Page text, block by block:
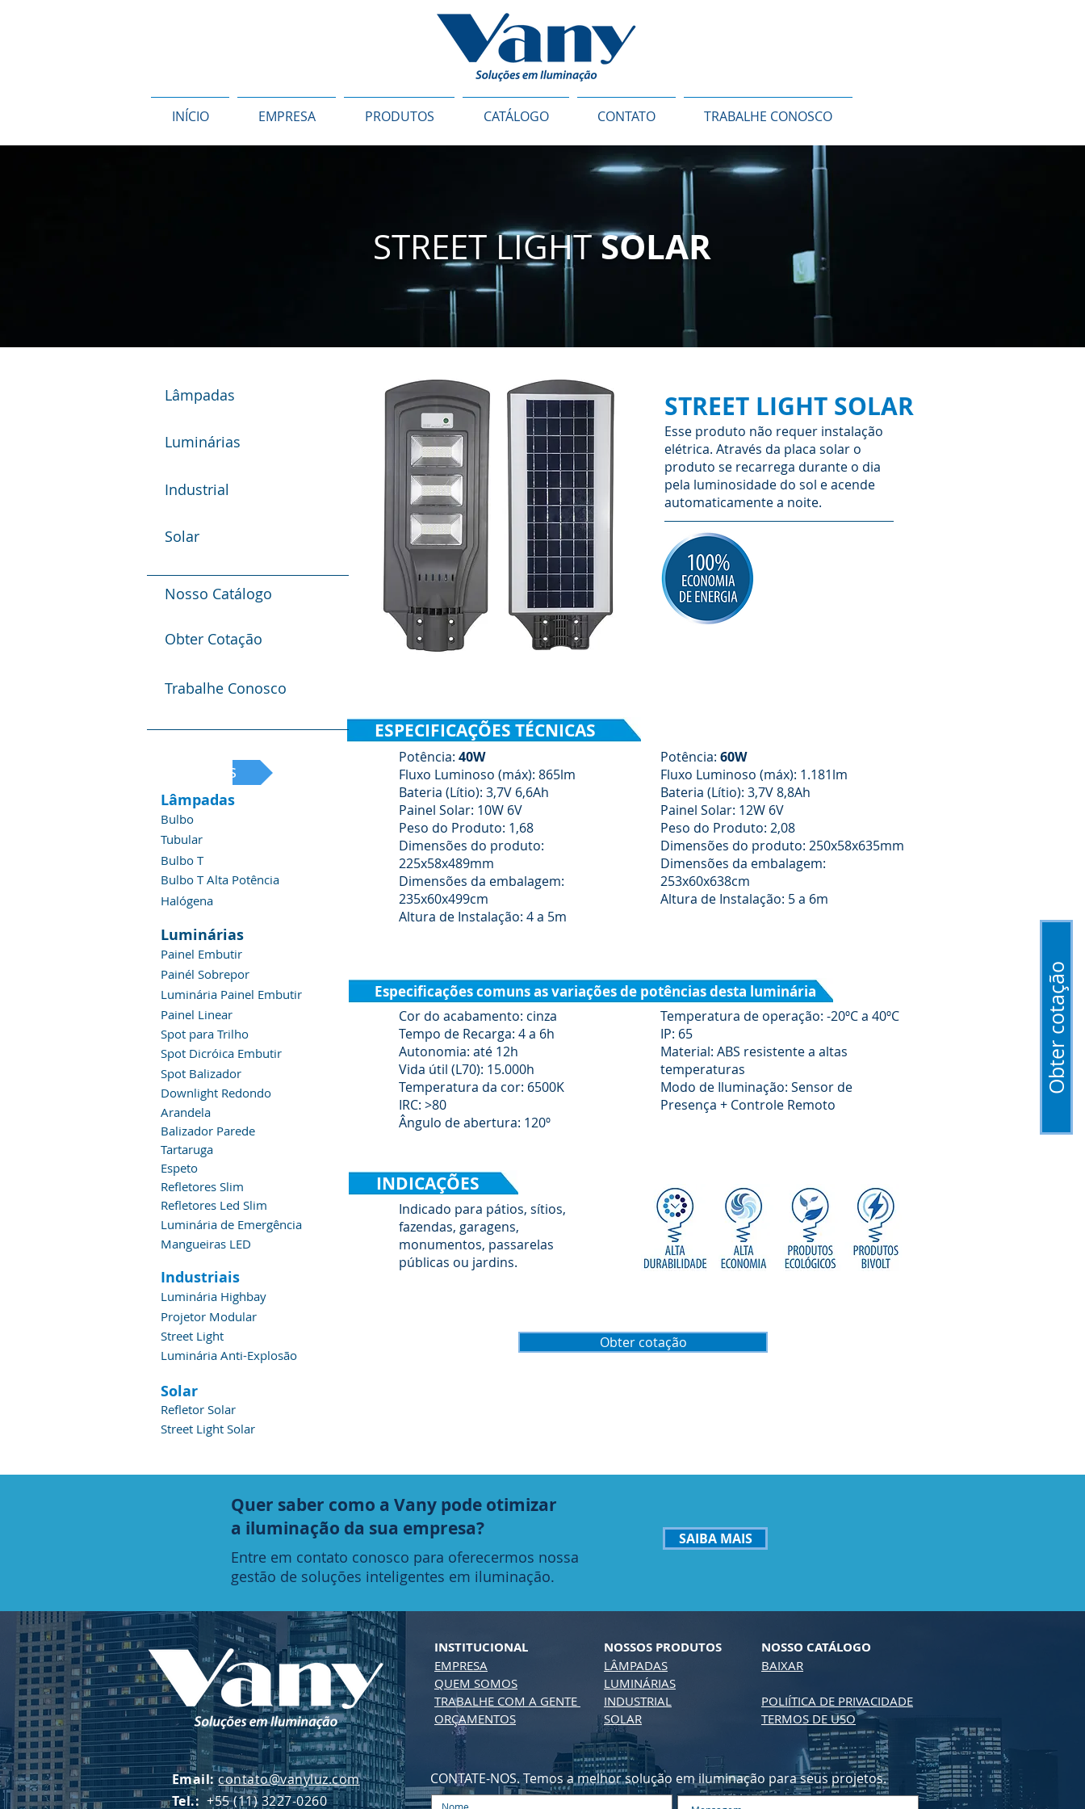
INÍCIO EMPRESA PRODUTOS CATÁLOGO CONTATO TRABALHE CONOSCO
Obter cotação
STREET LIGHTSOLAR
STREET LIGHT SOLAR
Esse produto não requer instalação
elétrica. Através da placa solar o
produto se recarrega durante o dia
pela luminosidade do sol e acende
automaticamente a noite.
ESPECIFICAÇÕES TÉCNICAS
Potência: 40W
Fluxo Luminoso (máx): 865lm
Bateria (Lítio): 3,7V 6,6Ah
Painel Solar: 10W 6V
Peso do Produto: 1,68
Dimensões do produto:
225x58x489mm
Dimensões da embalagem:
235x60x499cm
Altura de Instalação: 4 a 5m
Potência: 60W
Fluxo Luminoso (máx): 1.181lm
Bateria (Lítio): 3,7V 8,8Ah
Painel Solar: 12W 6V
Peso do Produto: 2,08
Dimensões do produto: 250x58x635mm
Dimensões da embalagem:
253x60x638cm
Altura de Instalação: 5 a 6m
Especificações comuns as variações de potências desta luminária
Cor do acabamento: cinza
Tempo de Recarga: 4 a 6h
Autonomia: até 12h
Vida útil (L70): 15.000h
Temperatura da cor: 6500K
IRC: >80
Ângulo de abertura: 120º
Temperatura de operação: -20ºC a 40ºC
IP: 65
Material: ABS resistente a altas
temperaturas
Modo de Iluminação: Sensor de
Presença + Controle Remoto
INDICAÇÕES
Indicado para pátios, sítios,
fazendas, garagens,
monumentos, passarelas
públicas ou jardins.
Obter cotação
Quer saber como a Vany pode otimizar
a iluminação da sua empresa?
Entre em contato conosco para oferecermos nossa
gestão de soluções inteligentes em iluminação.
SAIBA MAIS
Lâmpadas
Luminárias
Industrial
Solar
Nosso Catálogo
Obter Cotação
Trabalhe Conosco
Refletores Led Slim
Produtos
Lâmpadas
Bulbo
Tubular
Bulbo T
Bulbo T Alta Potência
Halógena
Luminárias
Painel Embutir
Painél Sobrepor
Luminária Painel Embutir
Painel Linear
Spot para Trilho
Spot Dicróica Embutir
Spot Balizador
Downlight Redondo
Arandela
Balizador Parede
Tartaruga
Espeto
Refletores Slim
Luminária de Emergência
Mangueiras LED
Industriais
Luminária Highbay
Projetor Modular
Street Light
Luminária Anti-Explosão
Solar
Refletor Solar
Street Light Solar
Email: contato@vanyluz.com
Tel.: +55 (11) 3227-0260
INSTITUCIONAL
EMPRESA
QUEM SOMOS
TRABALHE COM A GENTE
ORÇAMENTOS
NOSSOS PRODUTOS
LÂMPADAS
LUMINÁRIAS
INDUSTRIAL
SOLAR
NOSSO CATÁLOGO
BAIXAR
POLIÍTICA DE PRIVACIDADE
TERMOS DE USO
CONTATE-NOS. Temos a melhor solução em iluminação para seus projetos.